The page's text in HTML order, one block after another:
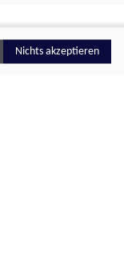
Nichts akzeptieren